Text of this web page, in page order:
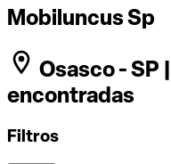
Mobiluncus Sp
Osasco - SP |
encontradas
Filtros